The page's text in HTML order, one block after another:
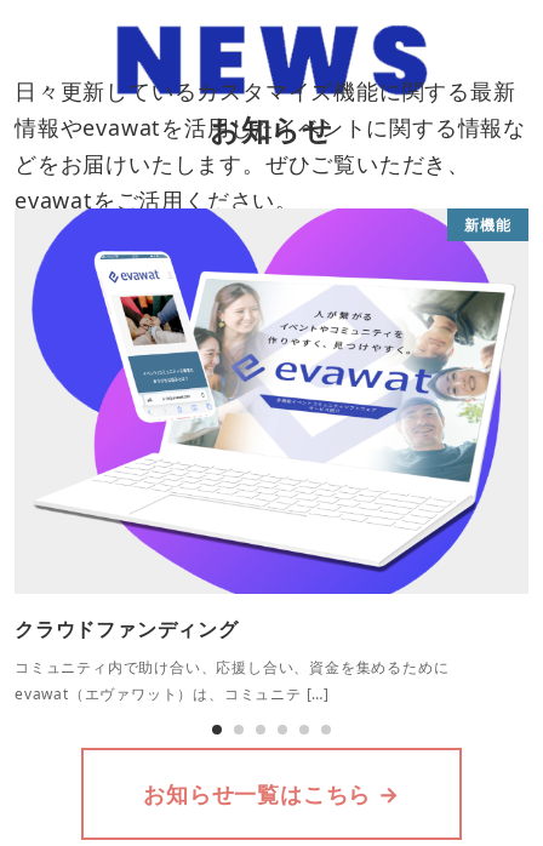
お知らせ
日々更新しているカスタマイズ機能に関する最新
情報やevawatを活用したイベントに関する情報な
どをお届けいたします。ぜひご覧いただき、
evawatをご活用ください。
新機能
クラウドファンディング
コミュニティ内で助け合い、応援し合い、資金を集めるために
evawat（エヴァワット）は、コミュニテ […]
お知らせ一覧はこちら →